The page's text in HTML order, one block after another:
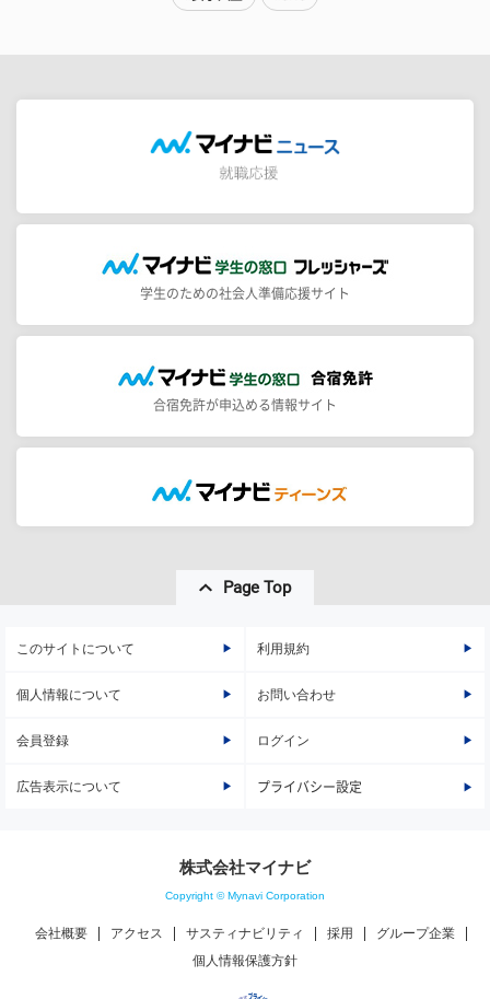
学生のための社会人準備応援サイト
合宿免許が申込める情報サイト
Page Top
このサイトについて 利用規約
個人情報について お問い合わせ
会員登録 ログイン
広告表示について プライバシー設定
株式会社マイナビ
Copyright © Mynavi Corporation
会社概要 アクセス サスティナビリティ 採用
グループ企業
個人情報保護方針